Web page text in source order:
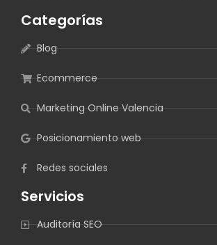
Categorías
Blog
Ecommerce
Marketing Online Valencia
Posicionamiento web
Redes sociales
Servicios
Auditoría SEO